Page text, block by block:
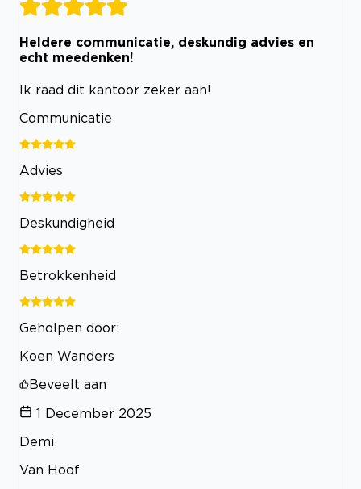
Heldere communicatie, deskundig advies en
echt meedenken!
Ik raad dit kantoor zeker aan!
Communicatie
Advies
Deskundigheid
Betrokkenheid
Geholpen door:
Koen Wanders
Beveelt aan
1 December 2025
Demi
Van Hoof